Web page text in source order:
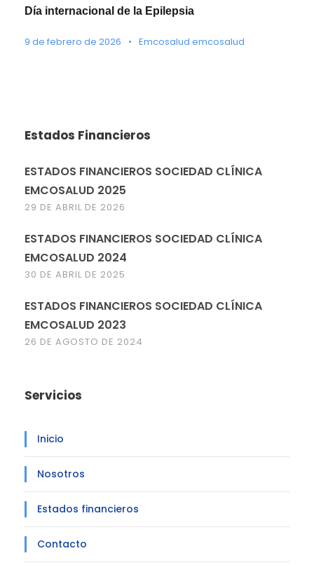
Día internacional de la Epilepsia
9 de febrero de 2026 • Emcosalud emcosalud
Estados Financieros
ESTADOS FINANCIEROS SOCIEDAD CLÍNICA
EMCOSALUD 2025
29 DE ABRIL DE 2026
ESTADOS FINANCIEROS SOCIEDAD CLÍNICA
EMCOSALUD 2024
30 DE ABRIL DE 2025
ESTADOS FINANCIEROS SOCIEDAD CLÍNICA
EMCOSALUD 2023
26 DE AGOSTO DE 2024
Servicios
Inicio
Nosotros
Estados financieros
Contacto